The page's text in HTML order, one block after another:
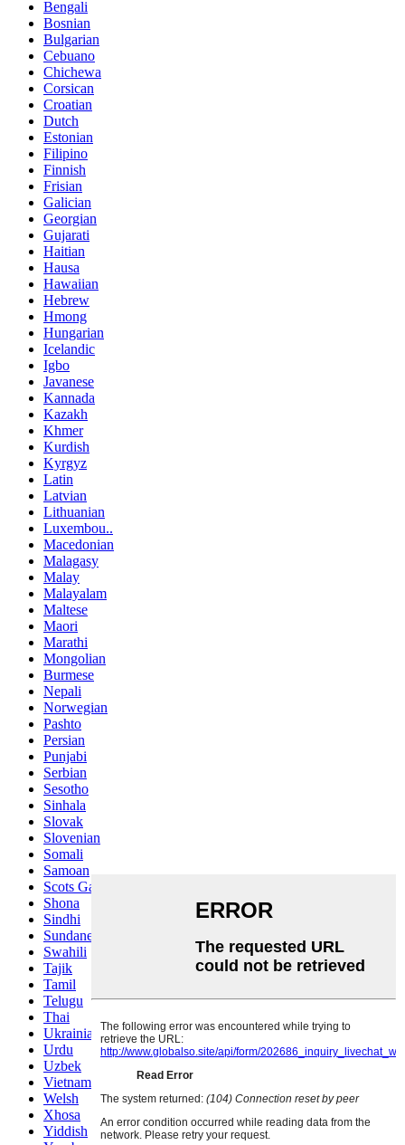
Bengali
Bosnian
Bulgarian
Cebuano
Chichewa
Corsican
Croatian
Dutch
Estonian
Filipino
Finnish
Frisian
Galician
Georgian
Gujarati
Haitian
Hausa
Hawaiian
Hebrew
Hmong
Hungarian
Icelandic
Igbo
Javanese
Kannada
Kazakh
Khmer
Kurdish
Kyrgyz
Latin
Latvian
Lithuanian
Luxembou..
Macedonian
Malagasy
Malay
Malayalam
Maltese
Maori
Marathi
Mongolian
Burmese
Nepali
Norwegian
Pashto
Persian
Punjabi
Serbian
Sesotho
Sinhala
Slovak
Slovenian
Somali
Samoan
Scots Gaelic
Shona
Sindhi
Sundanese
Swahili
Tajik
Tamil
Telugu
Thai
Ukrainian
Urdu
Uzbek
Vietnamese
Welsh
Xhosa
Yiddish